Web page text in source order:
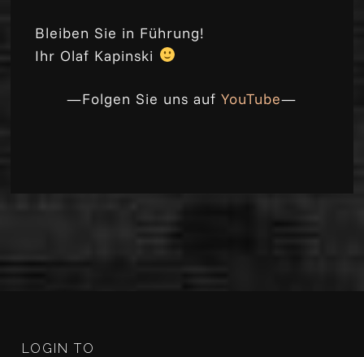
Bleiben Sie in Führung!
Ihr Olaf Kapinski
—Folgen Sie uns aufYouTube—
LOGIN TO